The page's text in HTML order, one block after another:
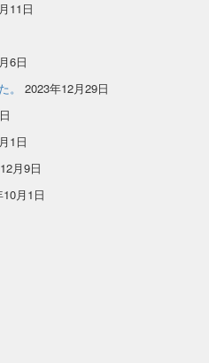
11日
6日
2023年12月29日
1日
月9日
月1日